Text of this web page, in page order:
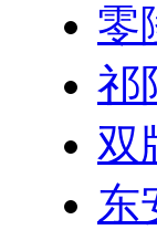
零
祁
双
东